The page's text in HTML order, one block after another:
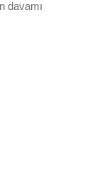
davamı